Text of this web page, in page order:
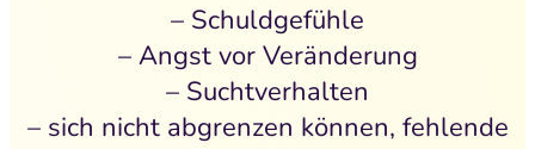
– Schuldgefühle
– Angst vor Veränderung
– Suchtverhalten
– sich nicht abgrenzen können, fehlende